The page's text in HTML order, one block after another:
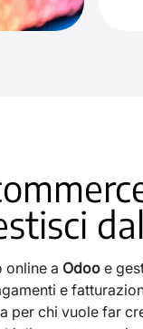
online a Odoo e
e
per chi vuole far